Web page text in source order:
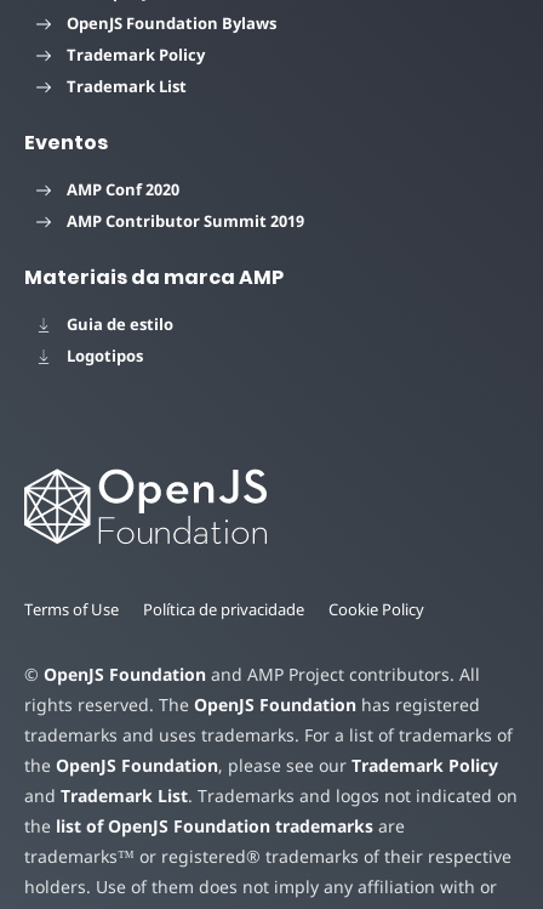
OpenJS Foundation Bylaws
Trademark Policy
Trademark List
Eventos
AMP Conf 2020
AMP Contributor Summit 2019
Materiais da marca AMP
Guia de estilo
Logotipos
Terms of Use Política de privacidade Cookie Policy
© OpenJS Foundation and AMP Project contributors. All
rights reserved. The OpenJS Foundation has registered
trademarks and uses trademarks. For a list of trademarks of
the OpenJS Foundation, please see our Trademark Policy
and Trademark List. Trademarks and logos not indicated on
the list of OpenJS Foundation trademarks are
trademarks™ or registered® trademarks of their respective
holders. Use of them does not imply any affiliation with or